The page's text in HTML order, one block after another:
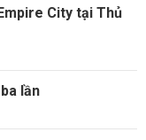
City tại Thủ
lần